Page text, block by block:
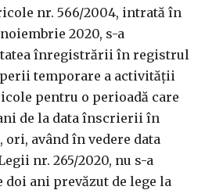
nr. 566/2004, intrată în
2020, s-a
înregistrării în registrul
temporare a activităţii
pentru o perioadă care
de la data înscrierii în
având în vedere data
nr. 265/2020, nu s-a
ani prevăzut de lege la